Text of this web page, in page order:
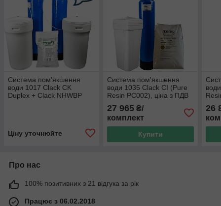
Система пом'якшення
води 1017 Clack СK
Duplex + Clack NHWBP
Ціну уточнюйте
Система пом'якшення
води 1035 Clack CI (Pure
Resin PC002), ціна з ПДВ
27 965₴/
комплект
Купити
26
Про нас
100% позитивних з 21 відгука за рік
Працює з 06.02.2018